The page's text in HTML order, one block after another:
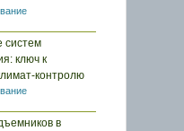
систем
ключ к
контролю
в